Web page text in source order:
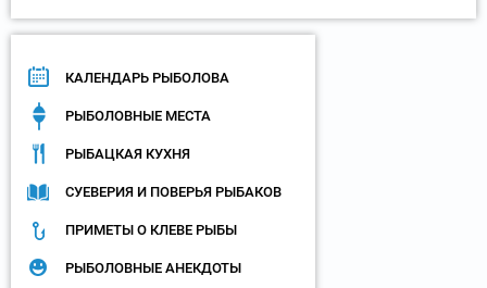
КАЛЕНДАРЬ РЫБОЛОВА
РЫБОЛОВНЫЕ МЕСТА
РЫБАЦКАЯ КУХНЯ
СУЕВЕРИЯ И ПОВЕРЬЯ РЫБАКОВ
ПРИМЕТЫ О КЛЕВЕ РЫБЫ
РЫБОЛОВНЫЕ АНЕКДОТЫ